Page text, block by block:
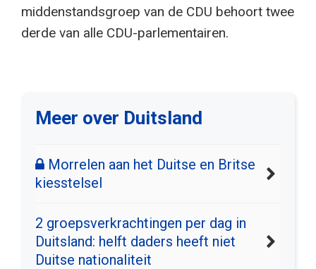
middenstandsgroep van de CDU behoort twee
derde van alle CDU-parlementairen.
Meer over Duitsland
Morrelen aan het Duitse en Britse
kiesstelsel
2 groepsverkrachtingen per dag in
Duitsland: helft daders heeft niet
Duitse nationaliteit